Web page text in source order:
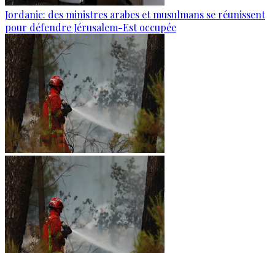
Jordanie: des ministres arabes et musulmans se réunissent
pour défendre Jérusalem-Est occupée